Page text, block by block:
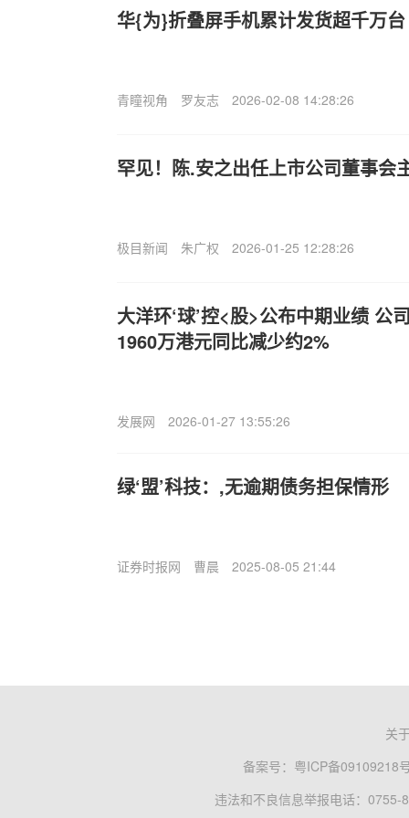
华{为}折叠屏手机累计发货超千万
青瞳视角 罗友志 2026-02-08 14:28:26
罕见！陈.安之出任上市公司董事会
极目新闻 朱广权 2026-01-25 12:28:26
大洋环‘球’控<股>公布中期业绩 公
1960万港元同比减少约2%
发展网 2026-01-27 13:55:26
绿‘盟’科技：,无逾期债务担保情形
证券时报网 曹晨 2025-08-05 21:44
关
备案号： 粤ICP备09109218
违法和不良信息举报电话：0755-